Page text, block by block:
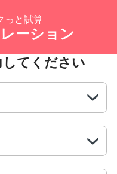
っと試算
ーション
てください